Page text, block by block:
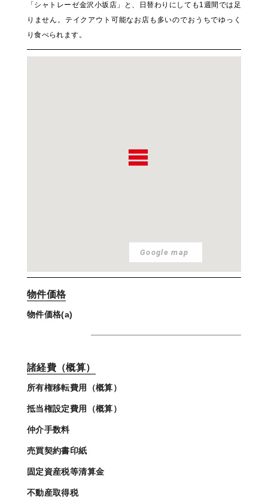
「シャトレーゼ金沢小坂店」と、日替わりにしても1週間では足
りません。テイクアウト可能なお店も多いのでおうちでゆっく
り食べられます。
Google map
物件価格
物件価格(a)
諸経費（概算）
所有権移転費用（概算）
抵当権設定費用（概算）
仲介手数料
売買契約書印紙
固定資産税等清算金
不動産取得税